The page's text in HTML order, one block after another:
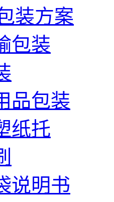
装方案
包装
品包装
纸托
说明书